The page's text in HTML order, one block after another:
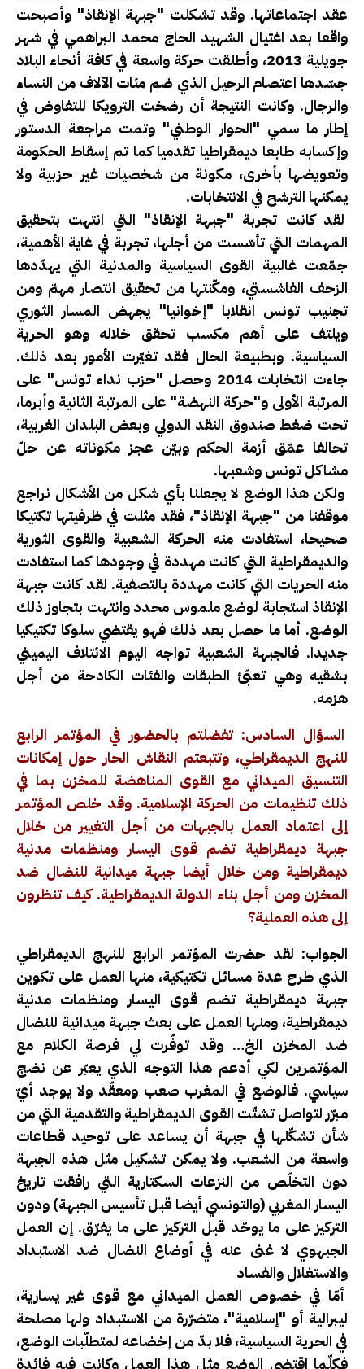
عقد اجتماعاتها. وقد تشكلت "جبهة الإنقاذ" وأصبحت
واقعا بعد اغتيال الشهيد الحاج محمد البراهمي في شهر
جويلية 2013، وأطلقت حركة واسعة في كافة أنحاء البلاد
جسّدها اعتصام الرحيل الذي ضم مئات الآلاف من النساء
والرجال. وكانت النتيجة أن رضخت الترويكا للتفاوض في
إطار ما سمي "الحوار الوطني" وتمت مراجعة الدستور
وإكسابه طابعا ديمقراطيا تقدميا كما تم إسقاط الحكومة
وتعويضها بأخرى، مكونة من شخصيات غير حزبية ولا
يمكنها الترشح في الانتخابات.
لقد كانت تجربة "جبهة الإنقاذ" التي انتهت بتحقيق
المهمات التي تأسّست من أجلها، تجربة في غاية الأهمية،
جمّعت غالبية القوى السياسية والمدنية التي يهدّدها
الزحف الفاشستي، ومكّنتها من تحقيق انتصار مهمّ ومن
تجنيب تونس انقلابا "إخوانيا" يجهض المسار الثوري
ويلتف على أهم مكسب تحقق خلاله وهو الحرية
السياسية. وبطبيعة الحال فقد تغيّرت الأمور بعد ذلك.
جاءت انتخابات 2014 وحصل "حزب نداء تونس" على
المرتبة الأولى و"حركة النهضة" على المرتبة الثانية وأبرما،
تحت ضغط صندوق النقد الدولي وبعض البلدان الغربية،
تحالفا عمّق أزمة الحكم وبيّن عجز مكوناته عن حلّ
مشاكل تونس وشعبها.
ولكن هذا الوضع لا يجعلنا بأي شكل من الأشكال نراجع
موقفنا من "جبهة الإنقاذ"، فقد مثلت في ظرفيتها تكتيكا
صحيحا، استفادت منه الحركة الشعبية والقوى الثورية
والديمقراطية التي كانت مهددة في وجودها كما استفادت
منه الحريات التي كانت مهددة بالتصفية. لقد كانت جبهة
الإنقاذ استجابة لوضع ملموس محدد وانتهت بتجاوز ذلك
الوضع. أما ما حصل بعد ذلك فهو يقتضي سلوكا تكتيكيا
جديدا. فالجبهة الشعبية تواجه اليوم الائتلاف اليميني
بشقيه وهي تعبّئ الطبقات والفئات الكادحة من أجل
هزمه.
السؤال السادس: تفضلتم بالحضور في المؤتمر الرابع
للنهج الديمقراطي، وتتبعتم النقاش الحار حول إمكانات
التنسيق الميداني مع القوى المناهضة للمخزن بما في
ذلك تنظيمات من الحركة الإسلامية. وقد خلص المؤتمر
إلى اعتماد العمل بالجبهات من أجل التغيير من خلال
جبهة ديمقراطية تضم قوى اليسار ومنظمات مدنية
ديمقراطية ومن خلال أيضا جبهة ميدانية للنضال ضد
المخزن ومن أجل بناء الدولة الديمقراطية. كيف تنظرون
إلى هذه العملية؟
الجواب: لقد حضرت المؤتمر الرابع للنهج الديمقراطي
الذي طرح عدة مسائل تكتيكية، منها العمل على تكوين
جبهة ديمقراطية تضم قوى اليسار ومنظمات مدنية
ديمقراطية، ومنها العمل على بعث جبهة ميدانية للنضال
ضد المخزن الخ… وقد توفّرت لي فرصة الكلام مع
المؤتمرين لكي أدعم هذا التوجه الذي يعبّر عن نضج
سياسي. فالوضع في المغرب صعب ومعقّد ولا يوجد أيّ
مبرّر لتواصل تشتّت القوى الديمقراطية والتقدمية التي من
شأن تشكّلها في جبهة أن يساعد على توحيد قطاعات
واسعة من الشعب. ولا يمكن تشكيل مثل هذه الجبهة
دون التخلّص من النزعات السكتارية التي رافقت تاريخ
اليسار المغربي (والتونسي أيضا قبل تأسيس الجبهة) ودون
التركيز على ما يوحّد قبل التركيز على ما يفرّق. إن العمل
الجبهوي لا غنى عنه في أوضاع النضال ضد الاستبداد
والاستغلال والفساد
أمّا في خصوص العمل الميداني مع قوى غير يسارية،
ليبرالية أو "إسلامية"، متضرّرة من الاستبداد ولها مصلحة
في الحرية السياسية، فلا بدّ من إخضاعه لمتطلّبات الوضع،
فكلّما اقتضى الوضع مثل هذا العمل وكانت فيه فائدة